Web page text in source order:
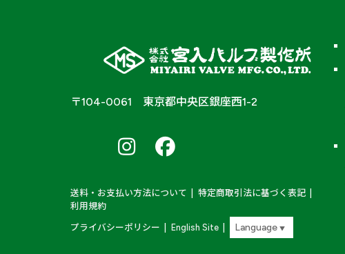
材質
その他
〒104-0061 東京都中央区銀座西1-2
Farm
＆
Labo
X
ア
ル
Farm
&
Instagram
ア
ル
Farm
&
Instagram
送料・お支払い方法について
特定商取引法に基づく表記
利用規約
プライバシーポリシー English Site ▼